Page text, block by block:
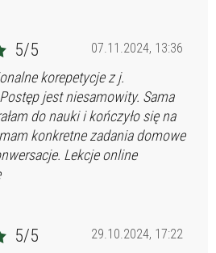
07.11.2024, 13:36
5/5
korepetycje z j.
jest niesamowity. Sama
do nauki i kończyło się na
konkretne zadania domowe
Lekcje online
29.10.2024, 17:22
5/5